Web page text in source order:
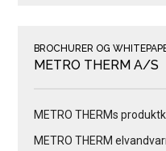
BROCHURER OG
METRO THERM A/S
METRO THERMs
METRO THERM